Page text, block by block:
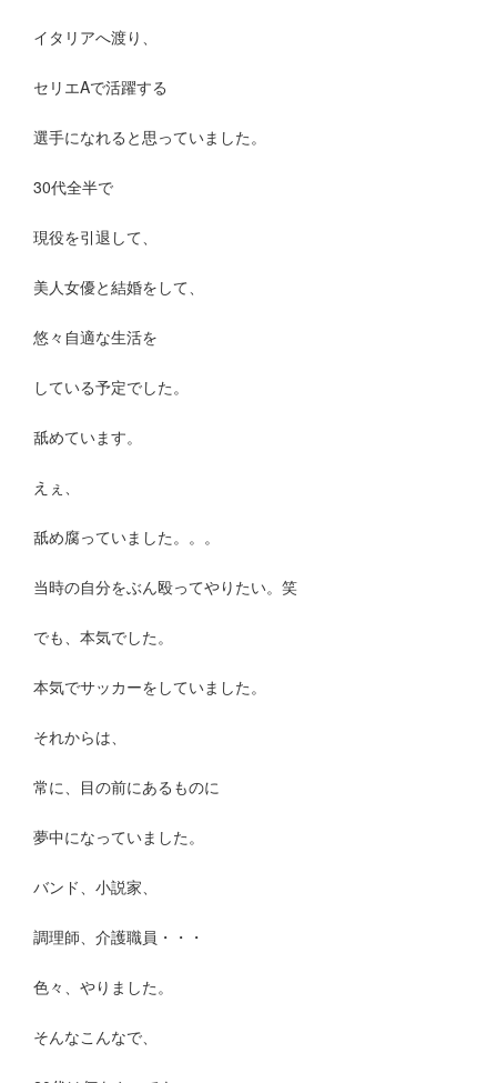
イタリアへ渡り、
セリエAで活躍する
選手になれると思っていました。
30代全半で
現役を引退して、
美人女優と結婚をして、
悠々自適な生活を
している予定でした。
舐めています。
えぇ、
舐め腐っていました。。。
当時の自分をぶん殴ってやりたい。笑
でも、本気でした。
本気でサッカーをしていました。
それからは、
常に、目の前にあるものに
夢中になっていました。
バンド、小説家、
調理師、介護職員・・・
色々、やりました。
そんなこんなで、